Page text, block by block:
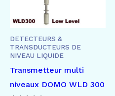
DETECTEURS &
TRANSDUCTEURS DE
NIVEAU LIQUIDE
Transmetteur multi
niveaux DOMO WLD 300